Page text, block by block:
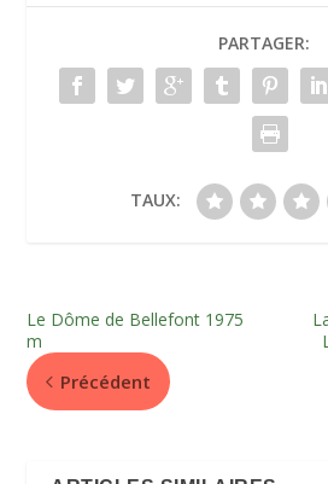
PARTAGER:
TAUX:
Le Dôme de Bellefont 1975
m
Précédent